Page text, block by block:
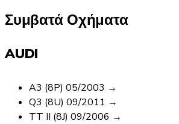
Συμβατά Οχήματα
AUDI
A3 (8P) 05/2003 →
Q3 (8U) 09/2011 →
TT II (8J) 09/2006 →